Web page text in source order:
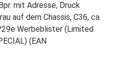
mit Adresse, Druck
auf dem Chassis, C36, ca.
Werbeblister (Limited
(EAN